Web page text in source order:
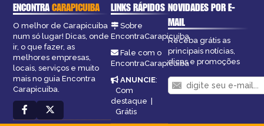
ENCONTRACARAPICUIBA
O melhor de Carapicuiba
num só lugar! Dicas, onde
ir, o que fazer, as
melhores empresas,
locais, serviços e muito
mais no guia Encontra
Carapicuiba.
LINKS RÁPIDOS
Sobre
EncontraCarapicuiba
Fale com o
EncontraCarapicuiba
ANUNCIE:
Com
destaque |
Grátis
NOVIDADES POR E-
MAIL
Receba grátis as
principais notícias,
dicas e promoções